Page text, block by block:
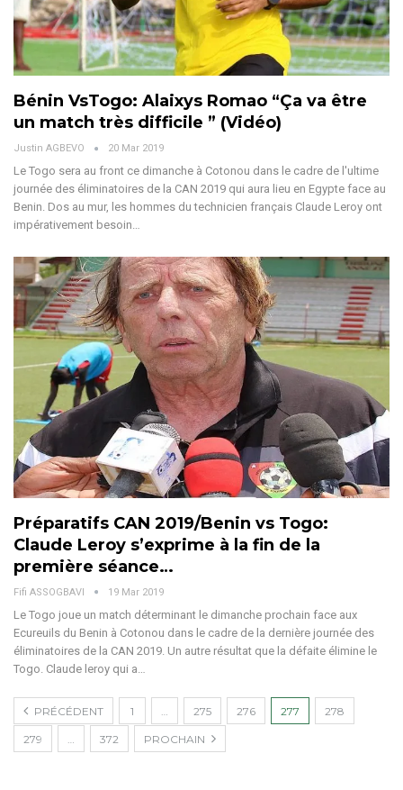
Bénin VsTogo: Alaixys Romao “Ça va être
un match très difficile ” (Vidéo)
Justin AGBEVO 20 Mar 2019
Le Togo sera au front ce dimanche à Cotonou dans le cadre de l'ultime
journée des éliminatoires de la CAN 2019 qui aura lieu en Egypte face au
Benin. Dos au mur, les hommes du technicien français Claude Leroy ont
impérativement besoin…
Préparatifs CAN 2019/Benin vs Togo:
Claude Leroy s’exprime à la fin de la
première séance…
Fifi ASSOGBAVI 19 Mar 2019
Le Togo joue un match déterminant le dimanche prochain face aux
Ecureuils du Benin à Cotonou dans le cadre de la dernière journée des
éliminatoires de la CAN 2019. Un autre résultat que la défaite élimine le
Togo. Claude leroy qui a…
PRÉCÉDENT 1 275 276 277 278
279 372 PROCHAIN